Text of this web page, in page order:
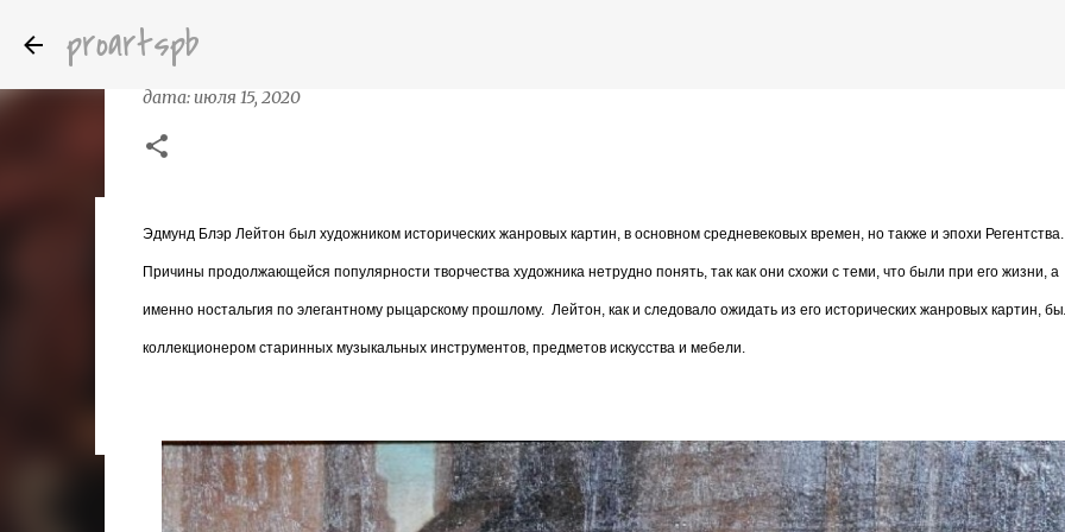
proartspb
Бумажные скульптуры канадского художника Келвина Николса (Calvin Nicholls)
дата:октября 14, 2022
дата: июля 15, 2020
Эдмунд Блэр Лейтон был художником исторических жанровых картин, в основном средневековых времен, но также и эпохи Регентства.
Причины продолжающейся популярности творчества художника нетрудно понять, так как они схожи с теми, что были при его жизни, а
именно ностальгия по элегантному рыцарскому прошлому. Лейтон, как и следовало ожидать из его исторических жанровых картин,
коллекционером старинных музыкальных инструментов, предметов искусства и мебели.